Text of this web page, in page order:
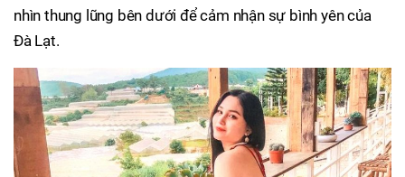
nhìn thung lũng bên dưới để cảm nhận sự bình yên của
Đà Lạt.